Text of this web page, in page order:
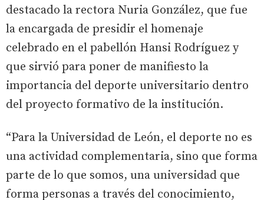
destacado la rectora Nuria González, que fue
la encargada de presidir el homenaje
celebrado en el pabellón Hansi Rodríguez y
que sirvió para poner de manifiesto la
importancia del deporte universitario dentro
del proyecto formativo de la institución.
“Para la Universidad de León, el deporte no es
una actividad complementaria, sino que forma
parte de lo que somos, una universidad que
forma personas a través del conocimiento,